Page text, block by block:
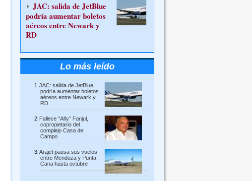
JAC: salida de JetBlue
podría aumentar boletos
aéreos entre Newark y
RD
Lo más leído
JAC: salida de JetBlue
podría aumentar boletos
aéreos entre Newark y
RD
Fallece “Alfy” Fanjul,
copropietario del
complejo Casa de
Campo
Arajet pausa sus vuelos
entre Mendoza y Punta
Cana hasta octubre